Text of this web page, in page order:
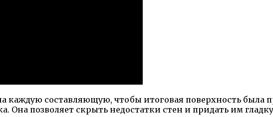
каждую составляющую, чтобы итоговая поверхность была
Она позволяет скрыть недостатки стен и придать им